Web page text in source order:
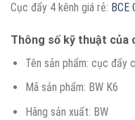
Cục đẩy 4 kênh giá rẻ: BCE
Thông số kỹ thuật của
Tên sản phẩm: cục đẩy
Mã sản phẩm: BW K6
Hãng sản xuất: BW